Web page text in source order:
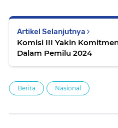
Artikel Selanjutnya
Komisi III Yakin
Dalam Pemilu 2024
Berita Nasional